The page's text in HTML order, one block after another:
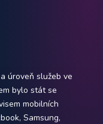
úroveň služeb ve
bylo stát se
mobilních
Samsung,